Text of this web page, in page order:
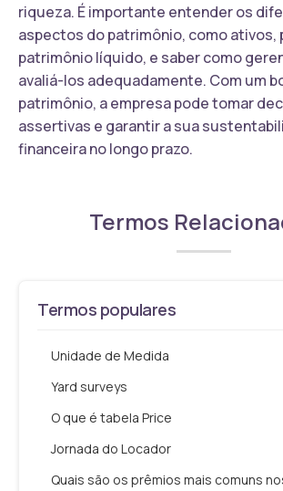
riqueza. É importante entender os
aspectos do patrimônio, como ativos,
patrimônio líquido, e saber como
avaliá-los adequadamente. Com um
patrimônio, a empresa pode tomar
assertivas e garantir a sua
financeira no longo prazo.
Termos
Termos populares
Unidade de Medida
Yard surveys
O que é tabela Price
Jornada do Locador
Quais são os prêmios mais comuns